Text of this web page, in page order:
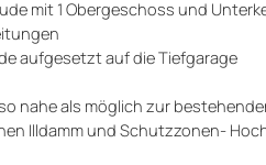
mit 1 Obergeschoss und
aufgesetzt auf die Tiefgarage
nahe als möglich zur
Illdamm und Schutzzonen-